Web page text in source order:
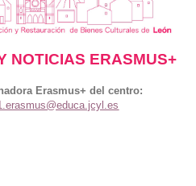
NOTICIAS ERASMUS+
Erasmus+ del centro: